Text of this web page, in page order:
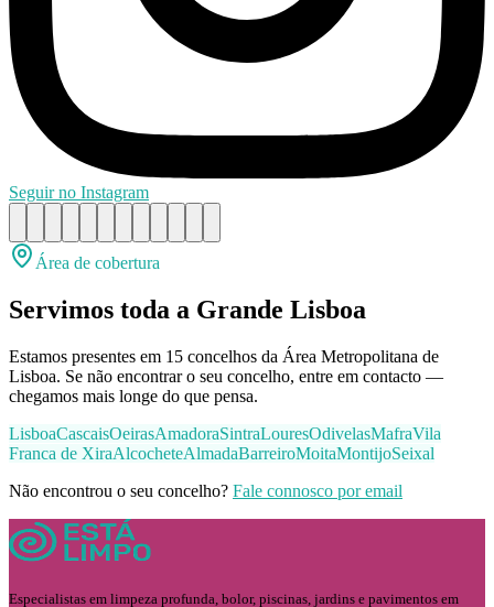
Seguir no Instagram
Área de cobertura
Servimos toda a Grande Lisboa
Estamos presentes em 15 concelhos da Área Metropolitana de
Lisboa. Se não encontrar o seu concelho, entre em contacto —
chegamos mais longe do que pensa.
LisboaCascaisOeirasAmadoraSintraLouresOdivelasMafraVila
Franca de XiraAlcocheteAlmadaBarreiroMoitaMontijoSeixal
Não encontrou o seu concelho? Fale connosco por email
Especialistas em limpeza profunda, bolor, piscinas, jardins e pavimentos em